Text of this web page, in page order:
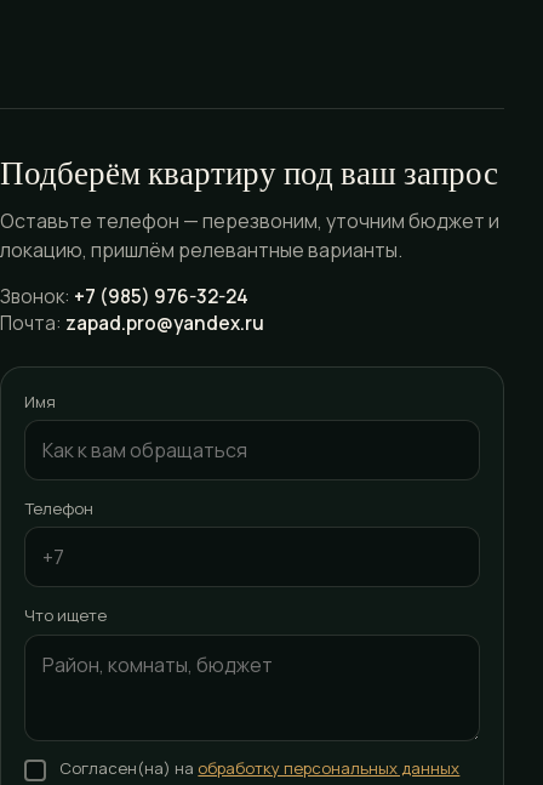
Подберём квартиру под ваш запрос
Оставьте телефон — перезвоним, уточним бюджет и
локацию, пришлём релевантные варианты.
Звонок: +7 (985) 976-32-24
Почта: zapad.pro@yandex.ru
Имя
Телефон
Что ищете
Согласен(на) на обработку персональных данных